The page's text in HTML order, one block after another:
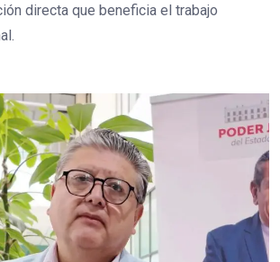
directa que beneficia el trabajo